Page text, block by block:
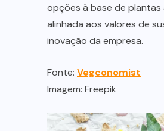
opções à base de
alinhada aos valores de
inovação da empresa.
Fonte: Vegconomist
Imagem: Freepik